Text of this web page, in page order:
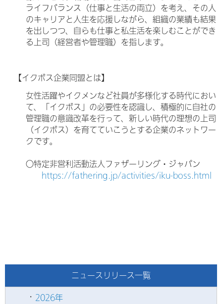
ライフバランス（仕事と生活の両立）を考え、その人
のキャリアと人生を応援しながら、組織の業績も結果
を出しつつ、自らも仕事と私生活を楽しむことができ
る上司（経営者や管理職）を指します。
【イクボス企業同盟とは】
女性活躍やイクメンなど社員が多様化する時代におい
て、「イクボス」の必要性を認識し、積極的に自社の
管理職の意識改革を行って、新しい時代の理想の上司
（イクボス）を育てていこうとする企業のネットワー
クです。
○特定非営利活動法人ファザーリング・ジャパン
https://fathering.jp/activities/iku-boss.html
ニュースリリース一覧
2026年